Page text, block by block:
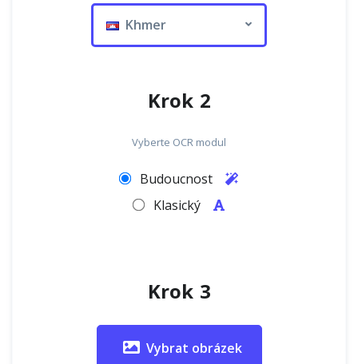
Khmer
Krok 2
Vyberte OCR modul
Budoucnost
Klasický
Krok 3
Vybrat obrázek